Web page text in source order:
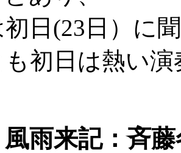
日(23日）に
初日は熱い
雨来記：斉